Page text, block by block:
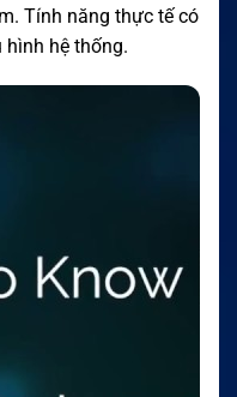
Tính năng thực tế có
hình hệ thống.